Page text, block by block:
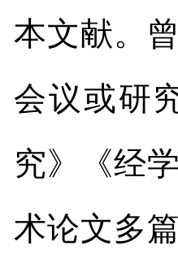
本文献。
会议或研
究》《经
术论文多